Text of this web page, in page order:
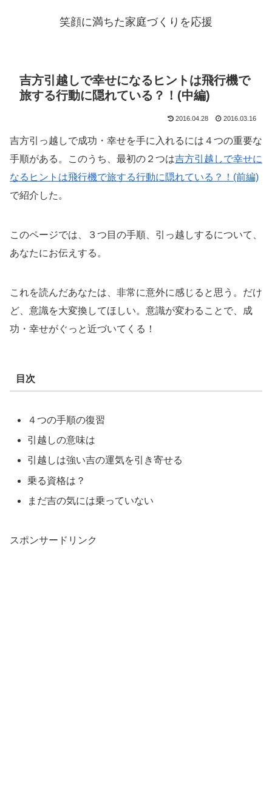
笑顔に満ちた家庭づくりを応援
吉方引越しで幸せになるヒントは飛行機で
旅する行動に隠れている？！(中編)
2016.04.28 2016.03.16
吉方引っ越しで成功・幸せを手に入れるには４つの重要な
手順がある。このうち、最初の２つは吉方引越しで幸せに
なるヒントは飛行機で旅する行動に隠れている？！(前編)
で紹介した。
このページでは、３つ目の手順、 引っ越しするについて、
あなたにお伝えする。
これを読んだあなたは、非常に意外に感じると思う。だけ
ど、意識を大変換してほしい。意識が変わることで、成
功・幸せがぐっと近づいてくる！
目次
４つの手順の復習
引越しの意味は
引越しは強い吉の運気を引き寄せる
乗る資格は？
まだ吉の気には乗っていない
スポンサードリンク